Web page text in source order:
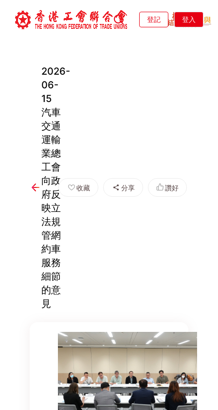
登記 登入
2026-
06-
15
汽車
交通
運輸
業總
工會
向政
府反
映立
法規
管網
約車
服務
細節
的意
見
收藏 分享 讚好